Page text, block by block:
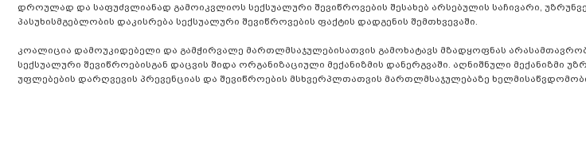
დროულად და საფუძვლიანად გამოიკვლიოს სექსუალური შევიწროვების შესახებ არსებულის საჩივარი,
პასუხისმგებლობის დაკისრება სექსუალური შევიწროვების ფაქტის დადგენის შემთხვევაში.
კოალიცია დამოუკიდებელი და გამჭირვალე მართლმსაჯულებისათვის გამოხატავს მზადყოფნას
სექსუალური შევიწროებისგან დაცვის შიდა ორგანიზაციული მექანიზმის დანერგვაში. აღნიშნული მექანიზმი
უფლებების დარღვევის პრევენციას და შევიწროების მსხვერპლთათვის მართლმსაჯულებაზე